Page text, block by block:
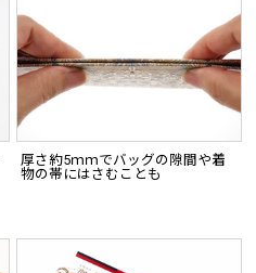
厚さ約5ｍｍでバッグの隙間や着
物の帯にはさむことも